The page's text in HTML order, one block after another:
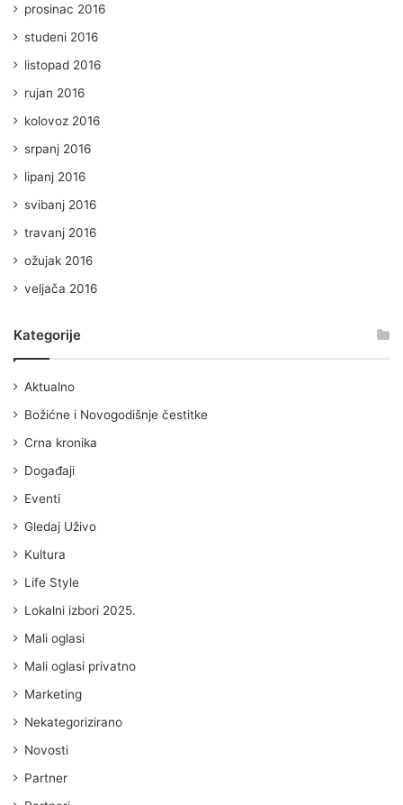
prosinac 2016
studeni 2016
listopad 2016
rujan 2016
kolovoz 2016
srpanj 2016
lipanj 2016
svibanj 2016
travanj 2016
ožujak 2016
veljača 2016
Kategorije
Aktualno
Božićne i Novogodišnje čestitke
Crna kronika
Događaji
Eventi
Gledaj Uživo
Kultura
Life Style
Lokalni izbori 2025.
Mali oglasi
Mali oglasi privatno
Marketing
Nekategorizirano
Novosti
Partner